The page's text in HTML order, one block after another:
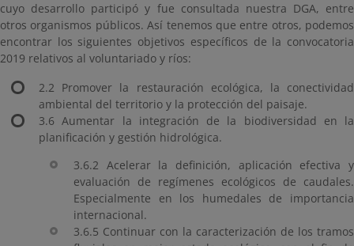
cuyo desarrollo participó y fue consultada nuestra DGA, entre
otros organismos públicos. Así tenemos que entre otros, podemos
encontrar los siguientes objetivos específicos de la convocatoria
2019 relativos al voluntariado y ríos:
2.2 Promover la restauración ecológica, la conectividad
ambiental del territorio y la protección del paisaje.
3.6 Aumentar la integración de la biodiversidad en la
planificación y gestión hidrológica.
3.6.2 Acelerar la definición, aplicación efectiva y
evaluación de regímenes ecológicos de caudales.
Especialmente en los humedales de importancia
internacional.
3.6.5 Continuar con la caracterización de los tramos